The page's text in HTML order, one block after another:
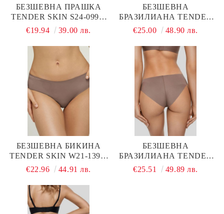
БЕЗШЕВНА ПРАШКА
TENDER SKIN S24-0991-
K1-STO-SZ MARC &
€19.94 39.00 лв.
БЕЗШЕВНА
БРАЗИЛИАНА TENDER
SKIN W21-1293-BZO-SZ€25.00 48.90 лв.
БЕЗШЕВНА БИКИНА
TENDER SKIN W21-1392-
BRO-SZ MARC & ANDRE
€22.96 44.91 лв.
БЕЗШЕВНА
БРАЗИЛИАНА TENDER
SKIN W21-1393-BZO-SZ
€25.51 49.89 лв.